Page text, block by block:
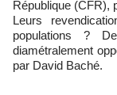
République (CFR),
Leurs
populations ?
diamétralement
par David Baché.